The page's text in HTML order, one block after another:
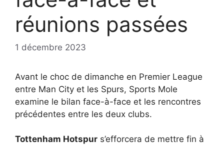
réunions passées
1 décembre 2023
Avant le choc de dimanche en Premier League
entre Man City et les Spurs, Sports Mole
examine le bilan face-à-face et les rencontres
précédentes entre les deux clubs.
Tottenham Hotspur s’efforcera de mettre fin à